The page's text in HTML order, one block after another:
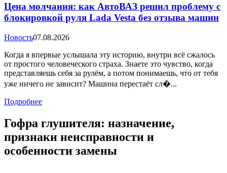
Цена молчания: как АвтоВАЗ решил проблему с
блокировкой руля Lada Vesta без отзыва машин
Новость07.08.2026
Когда я впервые услышала эту историю, внутри всё сжалось
от простого человеческого страха. Знаете это чувство, когда
представляешь себя за рулём, а потом понимаешь, что от тебя
уже ничего не зависит? Машина перестаёт сл�...
Подробнее
Гофра глушителя: назначение,
признаки неисправности и
особенности замены